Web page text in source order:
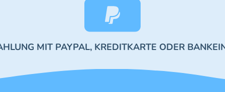
MIT PAYPAL, KREDITKARTE ODER